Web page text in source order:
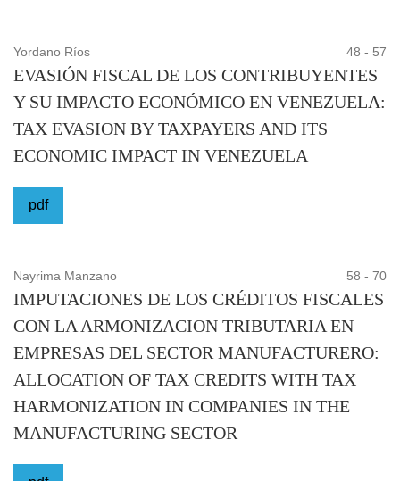
Yordano Ríos 48 - 57
EVASIÓN FISCAL DE LOS CONTRIBUYENTES
Y SU IMPACTO ECONÓMICO EN VENEZUELA:
TAX EVASION BY TAXPAYERS AND ITS
ECONOMIC IMPACT IN VENEZUELA
pdf
Nayrima Manzano 58 - 70
IMPUTACIONES DE LOS CRÉDITOS FISCALES
CON LA ARMONIZACION TRIBUTARIA EN
EMPRESAS DEL SECTOR MANUFACTURERO:
ALLOCATION OF TAX CREDITS WITH TAX
HARMONIZATION IN COMPANIES IN THE
MANUFACTURING SECTOR